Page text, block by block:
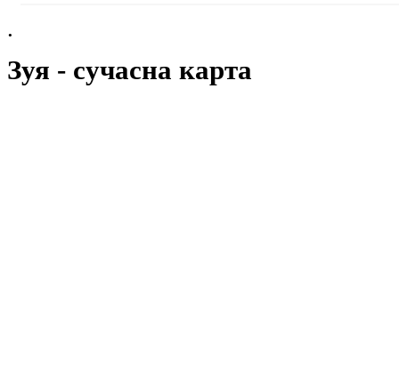
.
Зуя - cучасна карта